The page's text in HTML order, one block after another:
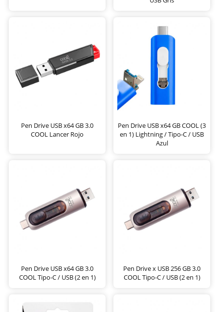
Pen Drive USB x64 GB 3.0
COOL Lancer Rojo
Pen Drive USB x64 GB COOL (3
en 1) Lightning / Tipo-C / USB
Azul
Pen Drive USB x64 GB 3.0
COOL Tipo-C / USB (2 en 1)
Pen Drive x USB 256 GB 3.0
COOL Tipo-C / USB (2 en 1)